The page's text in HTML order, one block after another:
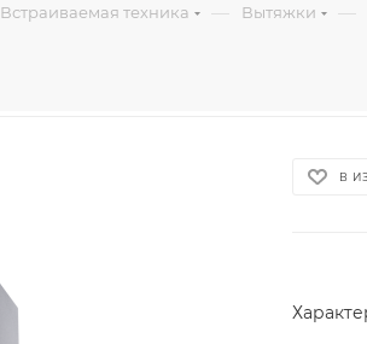
Встраиваемая техника — Вытяжки —
В